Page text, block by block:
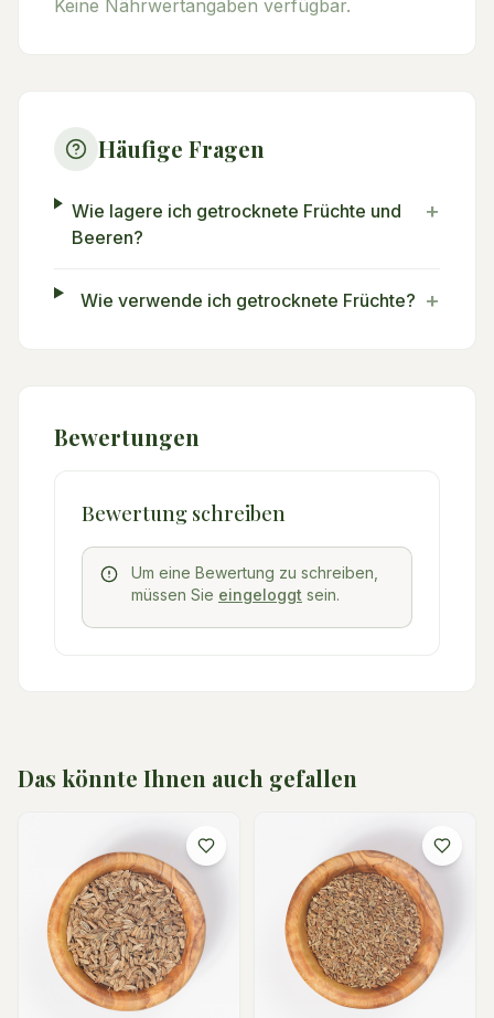
Keine Nährwertangaben verfügbar.
Häufige Fragen
Wie lagere ich getrocknete Früchte und
Beeren?
+
Wie verwende ich getrocknete Früchte? +
Bewertungen
Bewertung schreiben
Um eine Bewertung zu schreiben,
müssen Sie eingeloggt sein.
Das könnte Ihnen auch gefallen